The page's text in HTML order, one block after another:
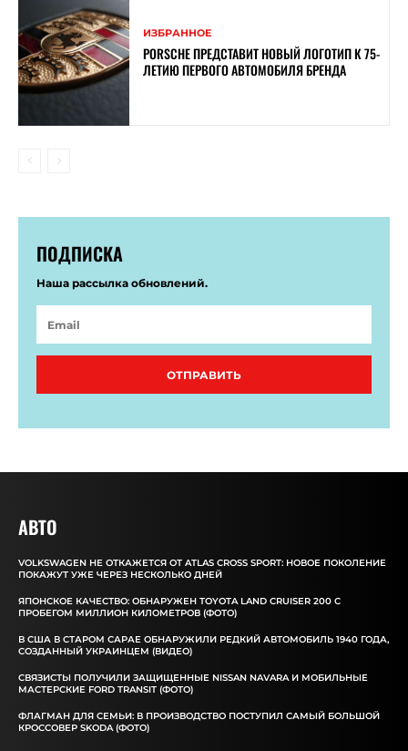
ИЗБРАННОЕ
PORSCHE ПРЕДСТАВИТ НОВЫЙ ЛОГОТИП К 75-
ЛЕТИЮ ПЕРВОГО АВТОМОБИЛЯ БРЕНДА
ПОДПИСКА
Наша рассылка обновлений.
ОТПРАВИТЬ
АВТО
VOLKSWAGEN НЕ ОТКАЖЕТСЯ ОТ ATLAS CROSS SPORT: НОВОЕ ПОКОЛЕНИЕ
ПОКАЖУТ УЖЕ ЧЕРЕЗ НЕСКОЛЬКО ДНЕЙ
ЯПОНСКОЕ КАЧЕСТВО: ОБНАРУЖЕН TOYOTA LAND CRUISER 200 С
ПРОБЕГОМ МИЛЛИОН КИЛОМЕТРОВ (ФОТО)
В США В СТАРОМ САРАЕ ОБНАРУЖИЛИ РЕДКИЙ АВТОМОБИЛЬ 1940 ГОДА,
СОЗДАННЫЙ УКРАИНЦЕМ (ВИДЕО)
СВЯЗИСТЫ ПОЛУЧИЛИ ЗАЩИЩЕННЫЕ NISSAN NAVARA И МОБИЛЬНЫЕ
МАСТЕРСКИЕ FORD TRANSIT (ФОТО)
ФЛАГМАН ДЛЯ СЕМЬИ: В ПРОИЗВОДСТВО ПОСТУПИЛ САМЫЙ БОЛЬШОЙ
КРОССОВЕР SKODA (ФОТО)